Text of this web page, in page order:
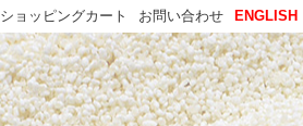
ENGLISH
お問い合わせ
ショッピングカート